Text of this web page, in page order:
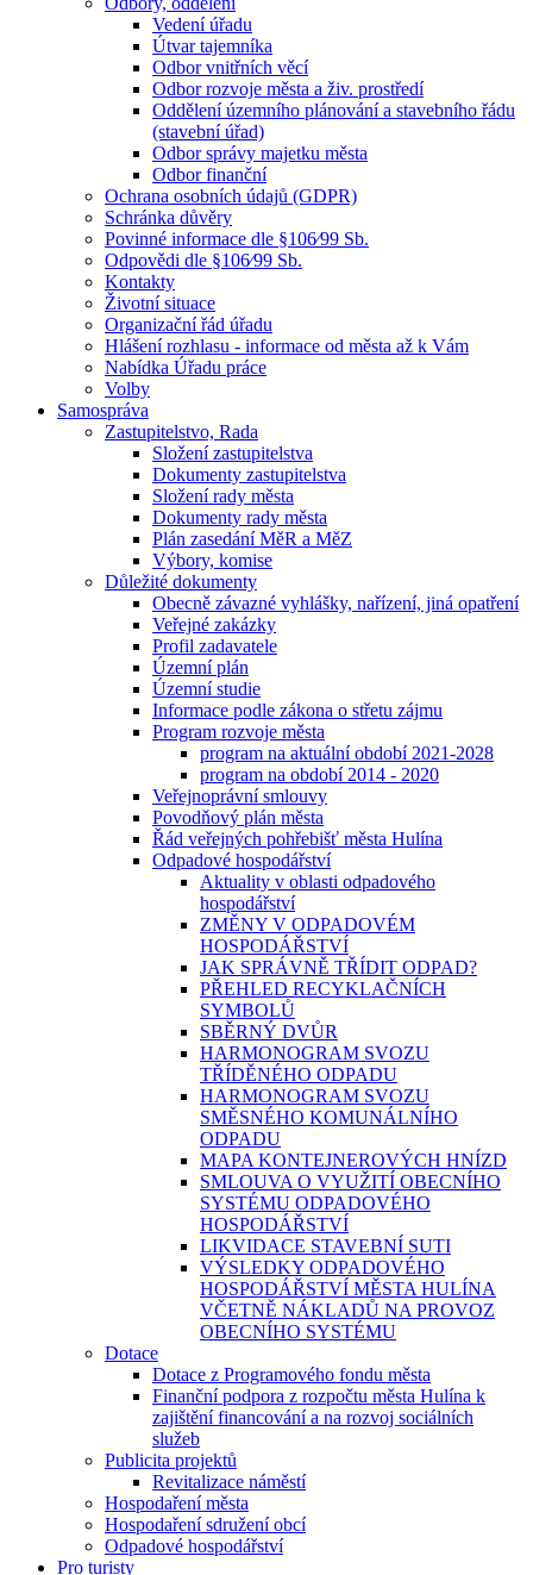
Vedení úřadu
Útvar tajemníka
Odbor vnitřních věcí
Odbor rozvoje města a živ. prostředí
Oddělení územního plánování a stavebního řádu
(stavební úřad)
Odbor správy majetku města
Odbor finanční
Ochrana osobních údajů (GDPR)
Schránka důvěry
Povinné informace dle §106⁄99 Sb.
Odpovědi dle §106⁄99 Sb.
Kontakty
Životní situace
Organizační řád úřadu
Hlášení rozhlasu - informace od města až k Vám
Nabídka Úřadu práce
Volby
Samospráva
Zastupitelstvo, Rada
Složení zastupitelstva
Dokumenty zastupitelstva
Složení rady města
Dokumenty rady města
Plán zasedání MěR a MěZ
Výbory, komise
Důležité dokumenty
Obecně závazné vyhlášky, nařízení, jiná opatření
Veřejné zakázky
Profil zadavatele
Územní plán
Územní studie
Informace podle zákona o střetu zájmu
Program rozvoje města
program na aktuální období 2021-2028
program na období 2014 - 2020
Veřejnoprávní smlouvy
Povodňový plán města
Řád veřejných pohřebišť města Hulína
Odpadové hospodářství
Aktuality v oblasti odpadového
hospodářství
ZMĚNY V ODPADOVÉM
HOSPODÁŘSTVÍ
JAK SPRÁVNĚ TŘÍDIT ODPAD?
PŘEHLED RECYKLAČNÍCH
SYMBOLŮ
SBĚRNÝ DVŮR
HARMONOGRAM SVOZU
TŘÍDĚNÉHO ODPADU
HARMONOGRAM SVOZU
SMĚSNÉHO KOMUNÁLNÍHO
ODPADU
MAPA KONTEJNEROVÝCH HNÍZD
SMLOUVA O VYUŽITÍ OBECNÍHO
SYSTÉMU ODPADOVÉHO
HOSPODÁŘSTVÍ
LIKVIDACE STAVEBNÍ SUTI
VÝSLEDKY ODPADOVÉHO
HOSPODÁŘSTVÍ MĚSTA HULÍNA
VČETNĚ NÁKLADŮ NA PROVOZ
OBECNÍHO SYSTÉMU
Dotace
Dotace z Programového fondu města
Finanční podpora z rozpočtu města Hulína k
zajištění financování a na rozvoj sociálních
služeb
Publicita projektů
Revitalizace náměstí
Hospodaření města
Hospodaření sdružení obcí
Odpadové hospodářství
Pro turisty